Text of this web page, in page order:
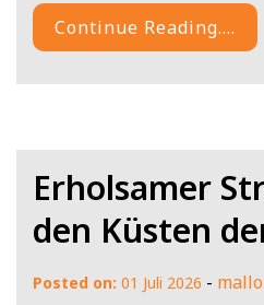
Continue Reading....
Erholsamer
den Küsten
Posted on: 01 Juli 2026 -